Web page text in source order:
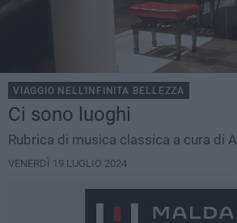
VIAGGIO NELL'INFINITA BELLEZZA
Ci sono luoghi
Rubrica di musica classica a cura di
VENERDÌ 19 LUGLIO 2024